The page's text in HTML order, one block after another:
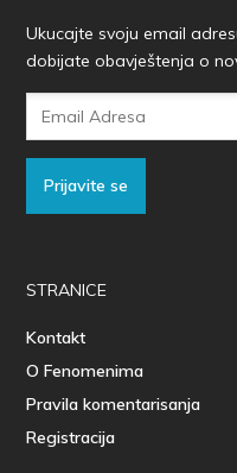
Ukucajte svoju email
dobijate obavještenja o
Prijavite se
STRANICE
Kontakt
O Fenomenima
Pravila komentarisanja
Registracija